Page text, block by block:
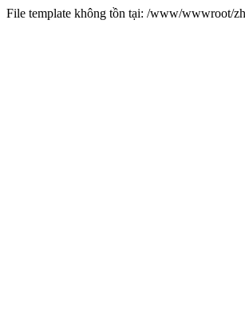
File template không tồn tại: /www/wwwroot/